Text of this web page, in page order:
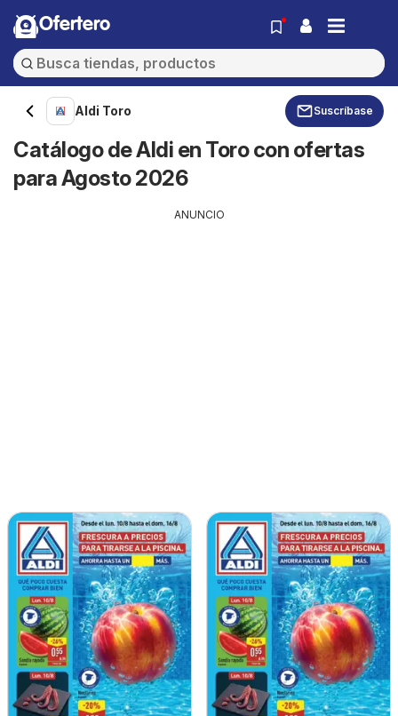
Ofertero
Aldi Toro Suscríbase
Catálogo de Aldi en Toro con ofertas
para Agosto 2026
ANUNCIO